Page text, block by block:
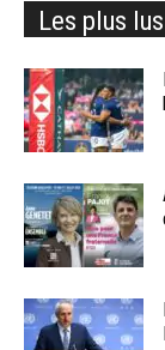
Les plus lus